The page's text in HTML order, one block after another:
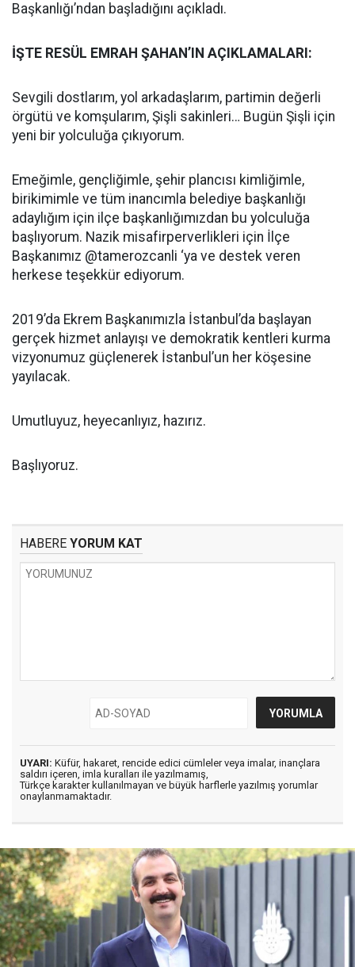
Başkanlığı’ndan başladığını açıkladı.
İŞTE RESÜL EMRAH ŞAHAN’IN AÇIKLAMALARI:
Sevgili dostlarım, yol arkadaşlarım, partimin değerli
örgütü ve komşularım, Şişli sakinleri… Bugün Şişli için
yeni bir yolculuğa çıkıyorum.
Emeğimle, gençliğimle, şehir plancısı kimliğimle,
birikimimle ve tüm inancımla belediye başkanlığı
adaylığım için ilçe başkanlığımızdan bu yolculuğa
başlıyorum. Nazik misafirperverlikleri için İlçe
Başkanımız @tamerozcanli ‘ya ve destek veren
herkese teşekkür ediyorum.
2019’da Ekrem Başkanımızla İstanbul’da başlayan
gerçek hizmet anlayışı ve demokratik kentleri kurma
vizyonumuz güçlenerek İstanbul’un her köşesine
yayılacak.
Umutluyuz, heyecanlıyız, hazırız.
Başlıyoruz.
HABERE YORUM KAT
UYARI: Küfür, hakaret, rencide edici cümleler veya imalar, inançlara
saldırı içeren, imla kuralları ile yazılmamış,
Türkçe karakter kullanılmayan ve büyük harflerle yazılmış yorumlar
onaylanmamaktadır.